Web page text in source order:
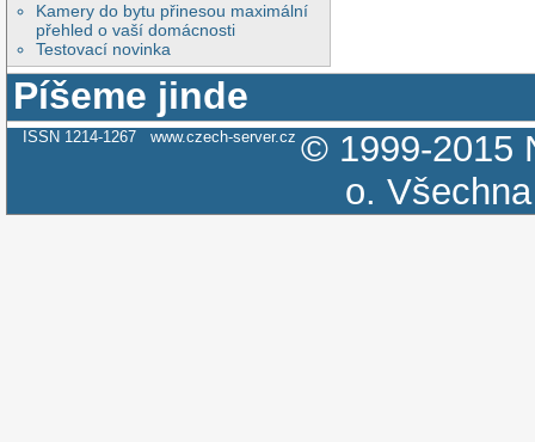
Kamery do bytu přinesou maximální
přehled o vaší domácnosti
Testovací novinka
Píšeme jinde
ISSN 1214-1267 www.czech-server.cz © 1999-2015
o.